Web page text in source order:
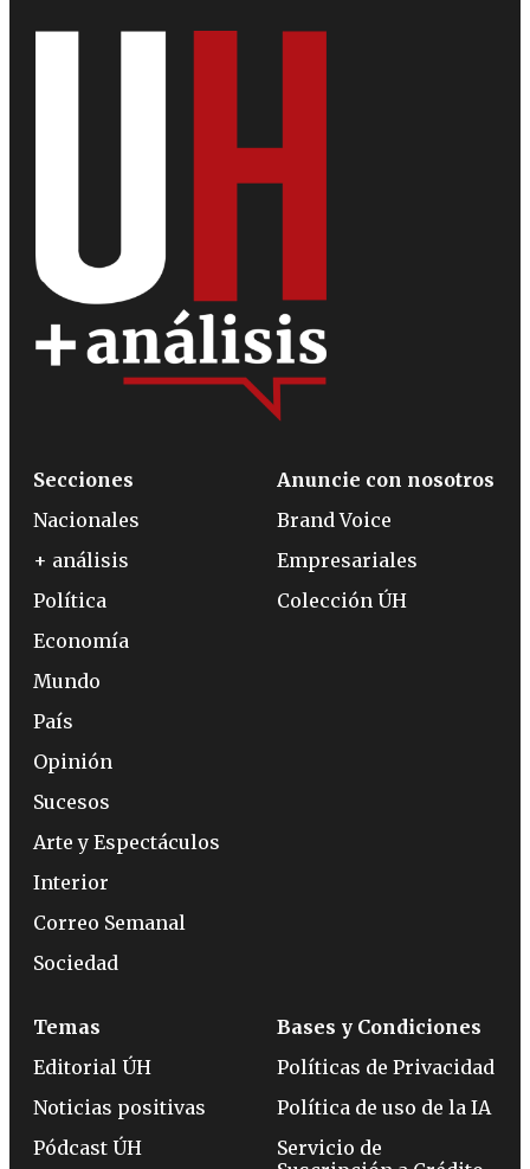
Secciones
Nacionales
+ análisis
Política
Economía
Mundo
País
Opinión
Sucesos
Arte y Espectáculos
Interior
Correo Semanal
Sociedad
Anuncie con nosotros
Brand Voice
Empresariales
Colección ÚH
Temas
Editorial ÚH
Noticias positivas
Pódcast ÚH
Bases y Condiciones
Políticas de Privacidad
Política de uso de la IA
Servicio de